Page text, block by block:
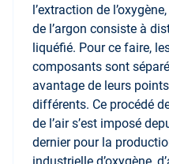
l’extraction de
de l’argon consiste à
liquéfié. Pour ce faire,
composants sont
avantage de leurs
différents. Ce procédé
de l’air s’est imposé
dernier pour la